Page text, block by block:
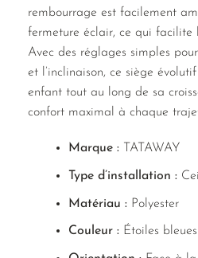
rembourrage est facilement
fermeture éclair, ce qui
Avec des réglages simples
et l’inclinaison, ce siège
enfant tout au long de sa
confort maximal à chaque
Marque :TATAWAY
Type d’installation :
Matériau :Polyester
Couleur :Étoiles bleues